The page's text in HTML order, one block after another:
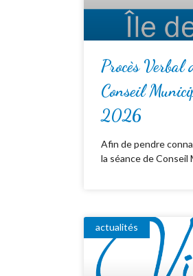
Procès Verbal
Conseil
2026
Afin de pendre
la séance de Conseil
actualités